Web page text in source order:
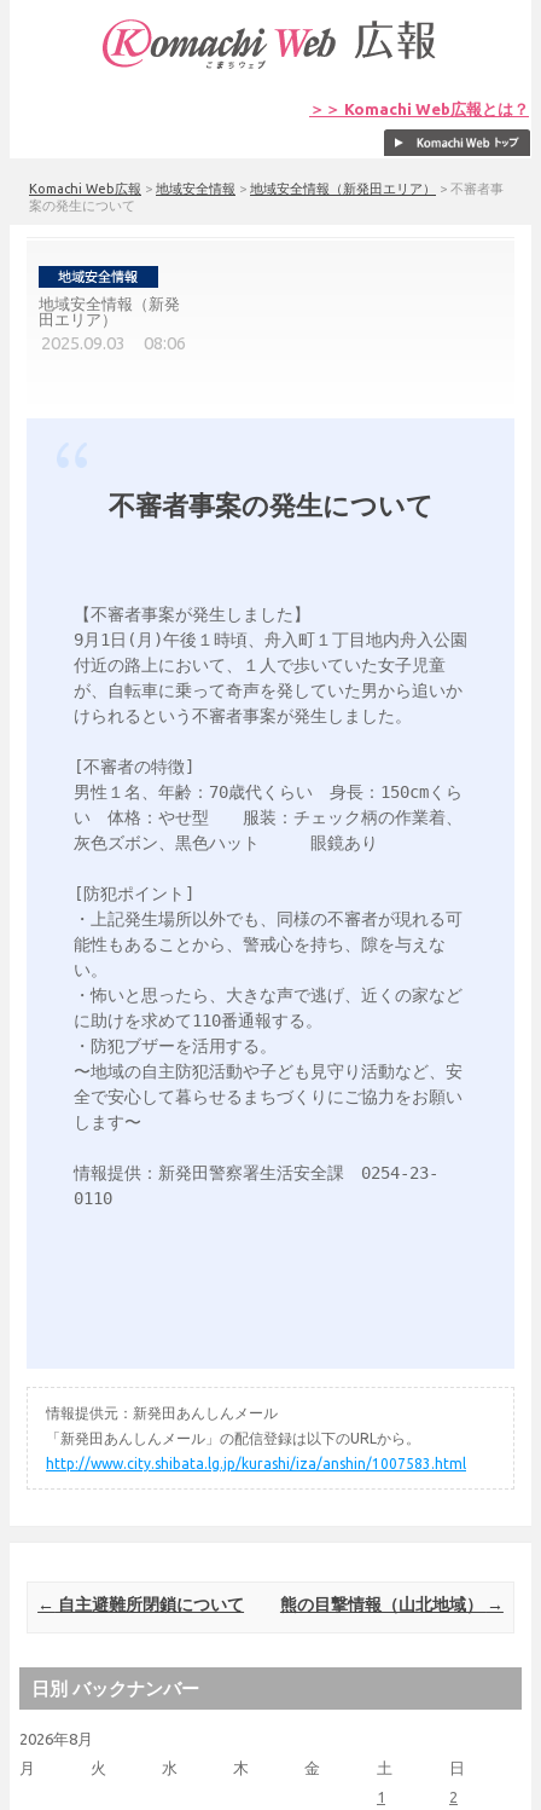
＞＞ Komachi Web広報とは？
Komachi Web広報 > 地域安全情報 > 地域安全情報（新発田エリア） > 不審者事
案の発生について
地域安全情報（新発
田エリア）
2025.09.03 08:06
不審者事案の発生について
【不審者事案が発生しました】
9月1日(月)午後１時頃、舟入町１丁目地内舟入公園
付近の路上において、１人で歩いていた女子児童
が、自転車に乗って奇声を発していた男から追いか
けられるという不審者事案が発生しました。
[不審者の特徴]
男性１名、年齢：70歳代くらい　身長：150cmくら
い　体格：やせ型　　服装：チェック柄の作業着、
灰色ズボン、黒色ハット　　　眼鏡あり
[防犯ポイント]
・上記発生場所以外でも、同様の不審者が現れる可
能性もあることから、警戒心を持ち、隙を与えな
い。
・怖いと思ったら、大きな声で逃げ、近くの家など
に助けを求めて110番通報する。
・防犯ブザーを活用する。
〜地域の自主防犯活動や子ども見守り活動など、安
全で安心して暮らせるまちづくりにご協力をお願い
します〜
情報提供：新発田警察署生活安全課　0254-23-
0110
情報提供元：新発田あんしんメール
「新発田あんしんメール」の配信登録は以下のURLから。
http://www.city.shibata.lg.jp/kurashi/iza/anshin/1007583.html
Post navigation
← 自主避難所閉鎖について 熊の目撃情報（山北地域） →
日別 バックナンバー
2026年8月
月
火 水 木 金 土 日
1
2